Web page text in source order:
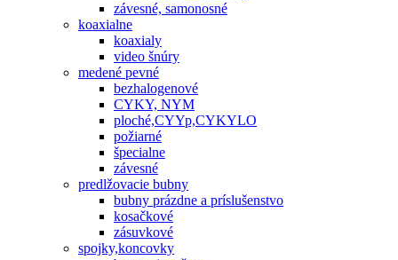
závesné, samonosné
koaxialne
koaxialy
video šnúry
medené pevné
bezhalogenové
CYKY, NYM
ploché,CYYp,CYKYLO
požiarné
špecialne
závesné
predlžovacie bubny
bubny prázdne a príslušenstvo
kosačkové
zásuvkové
spojky,koncovky